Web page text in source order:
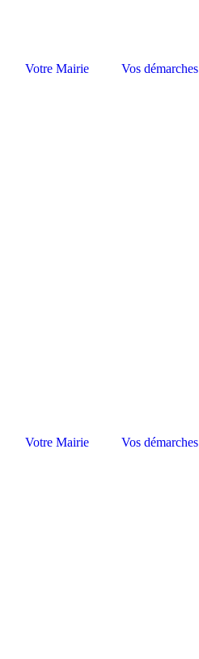
Votre Mairie Vos démarches
Votre Mairie Vos démarches